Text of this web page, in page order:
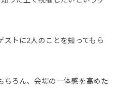
ストに2人のことを知ってもら
ちろん、会場の一体感を高めた